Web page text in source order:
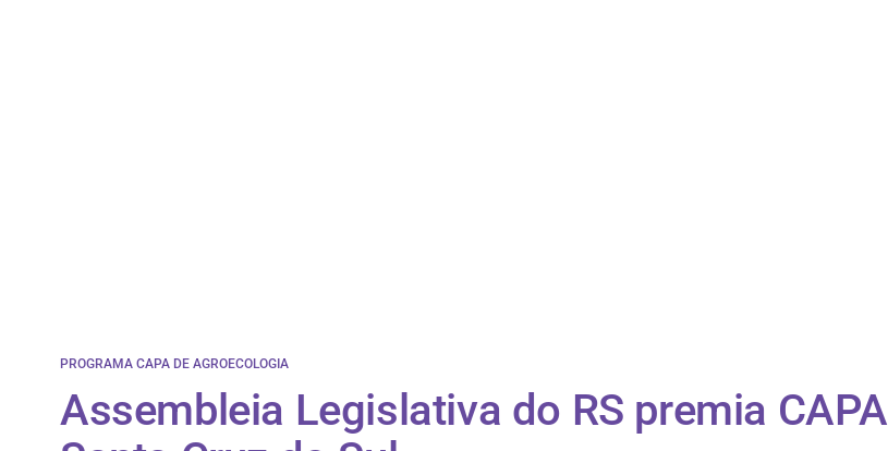
PROGRAMA CAPA DE AGROECOLOGIA
​Assembleia Legislativa do RS premia CAPA